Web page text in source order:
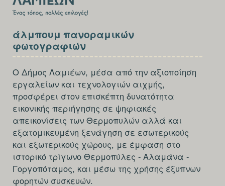
των
Κοινωνικών
Δομών
SECTION
FOOTER-
THIRD
άλμπουμ πανοραμικών
φωτογραφιών
Ο Δήμος Λαμιέων, μέσα από την αξιοποίηση
εργαλείων και τεχνολογιών αιχμής,
προσφέρει στον επισκέπτη δυνατότητα
εικονικής περιήγησης σε ψηφιακές
απεικονίσεις των Θερμοπυλών αλλά και
εξατομικευμένη ξενάγηση σε εσωτερικούς
και εξωτερικούς χώρους, με έμφαση στο
ιστορικό τρίγωνο Θερμοπύλες - Αλαμάνα -
Γοργοπόταμος, και μέσω της χρήσης έξυπνων
φορητών συσκευών.